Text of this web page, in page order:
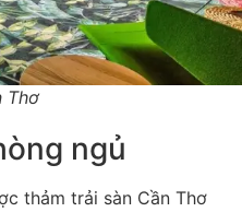
Thơ
ngủ
thảm trải sàn Cần Thơ